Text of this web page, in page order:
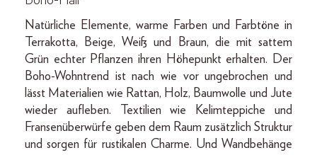
Natürliche Elemente, warme Farben und Farbtöne in
Terrakotta, Beige, Weiß und Braun, die mit sattem
Grün echter Pflanzen ihren Höhepunkt erhalten. Der
Boho-Wohntrend ist nach wie vor ungebrochen und
lässt Materialien wie Rattan, Holz, Baumwolle und Jute
wieder aufleben. Textilien wie Kelimteppiche und
Fransenüberwürfe geben dem Raum zusätzlich Struktur
und sorgen für rustikalen Charme. Und Wandbehänge